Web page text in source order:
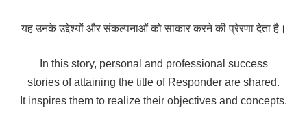
यह उनके उद्देश्यों और संकल्पनाओं को साकार करने की प्रेरणा देता है।
In this story, personal and professional success
stories of attaining the title of Responder are shared.
It inspires them to realize their objectives and concepts.